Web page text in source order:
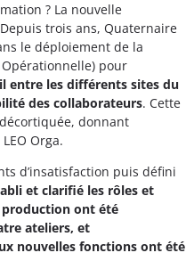
? La nouvelle
trois ans, Quaternaire
le déploiement de la
Opérationnelle) pour
entre les différents sites du
des collaborateurs. Cette
donnant
Orga.
d’insatisfaction puis défini
et clarifié les rôles et
production ont été
ateliers, et
nouvelles fonctions ont été